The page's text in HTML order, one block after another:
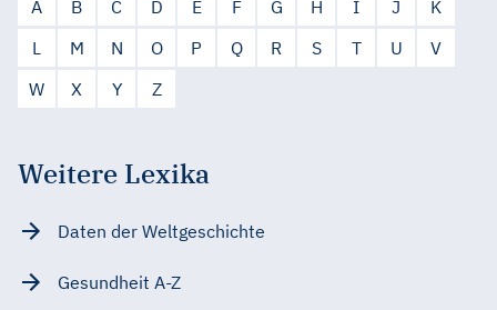
A B C D E F G H I J
K
L
M N O P Q R S T U
V
W
X Y Z
Weitere Lexika
Daten der Weltgeschichte
Gesundheit A-Z